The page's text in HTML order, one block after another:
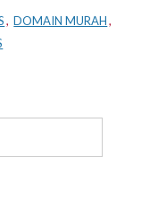
, DOMAIN MURAH ,